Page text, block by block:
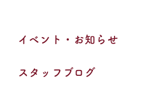
イベント・お知らせ
スタッフブログ